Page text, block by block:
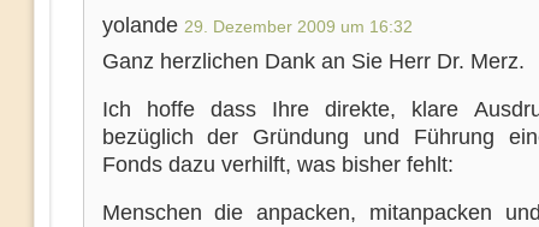
yolande 29. Dezember 2009 um 16:32
Ganz herzlichen Dank an Sie Herr Dr. Merz.
Ich hoffe dass Ihre direkte, klare
bezüglich der Gründung und Führung
Fonds dazu verhilft, was bisher fehlt:
Menschen die anpacken, mitanpacken